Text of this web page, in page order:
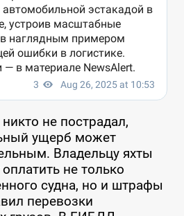
не пострадал,
ущерб может
Владельцу яхты
не только
судна, но и штрафы
перевозки